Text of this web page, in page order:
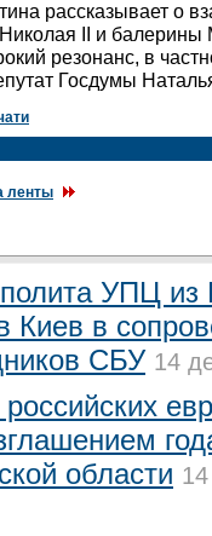
рассказывает о
II и
резонанс, в
Госдумы
ленты
УПЦ из
Киев в
СБУ 14
области